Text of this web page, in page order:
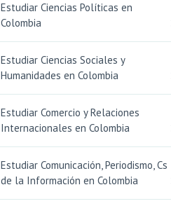
Estudiar Ciencias Políticas en
Colombia
Estudiar Ciencias Sociales y
Humanidades en Colombia
Estudiar Comercio y Relaciones
Internacionales en Colombia
Estudiar Comunicación, Periodismo, Cs
de la Información en Colombia